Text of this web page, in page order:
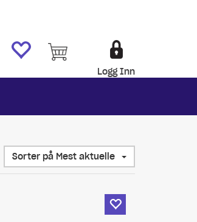
Logg Inn
Sorter på Mest aktuelle